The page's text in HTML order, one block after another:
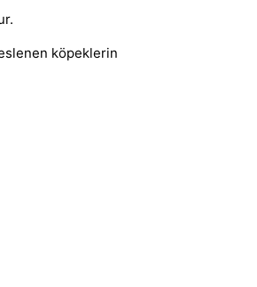
köpeklerin